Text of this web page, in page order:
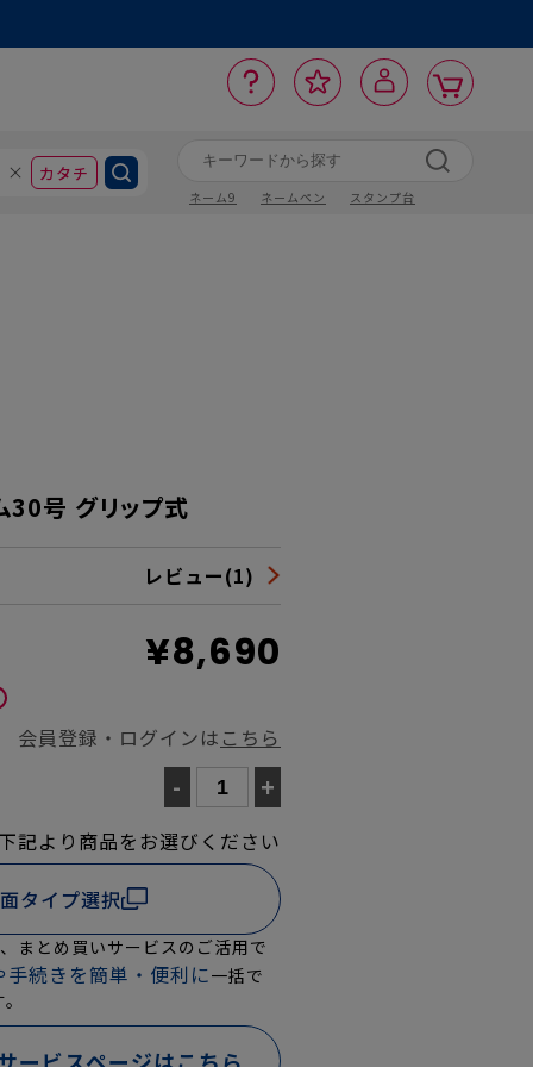
カタチ
ネーム9 ネームペン スタンプ台
サ
ポ
ト
ー お
気
に
入
り
ロ
グ
イ
ン ト
ー
30号 グリップ式
レビュー(1)
¥8,690
会員登録・ログインは こちら
- +
記より商品をお選びください
タイプ選択
まとめ買いサービスのご活用で
続きを簡単・便利に一括で
ービスページはこちら